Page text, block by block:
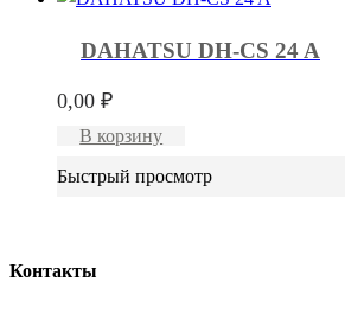
DAHATSU DH-CS 24 A
0,00₽
В корзину
Быстрый просмотр
Контакты